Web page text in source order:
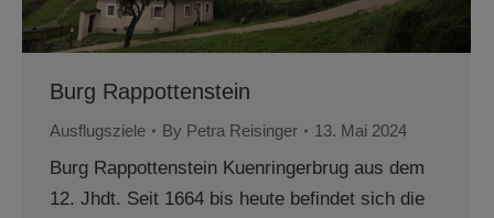
Burg Rappottenstein
Ausflugsziele By Petra Reisinger 13. Mai 2024
Burg Rappottenstein Kuenringerbrug aus dem
12. Jhdt. Seit 1664 bis heute befindet sich die